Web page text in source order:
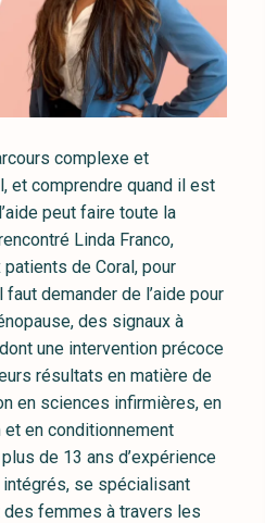
complexe et
et comprendre quand il est
peut faire toute la
Linda Franco,
de Coral, pour
demander de l’aide pour
des signaux à
une intervention précoce
résultats en matière de
en sciences infirmières, en
en conditionnement
de 13 ans d’expérience
se spécialisant
des femmes à travers les